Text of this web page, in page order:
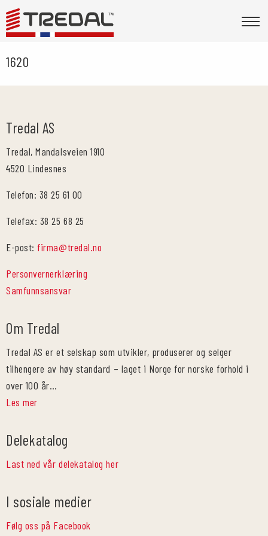
1620
Tredal AS
Tredal, Mandalsveien 1910
4520 Lindesnes
Telefon: 38 25 61 00
Telefax: 38 25 68 25
E-post:firma@tredal.no
Personvernerklæring
Samfunnsansvar
Om Tredal
Tredal AS er et selskap som utvikler, produserer og selger
tilhengere av høy standard – laget i Norge for norske forhold i
over 100 år…
Les mer
Delekatalog
Last ned vår delekatalog her
I sosiale medier
Følg oss på Facebook